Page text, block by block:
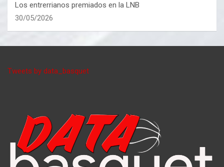
Los entrerrianos premiados en la LNB
30/05/2026
Tweets by data_basquet